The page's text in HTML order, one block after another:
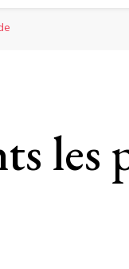
les